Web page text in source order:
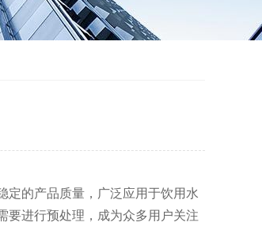
定的产品质量，广泛应用于饮用水
要进行预处理，成为众多用户关注